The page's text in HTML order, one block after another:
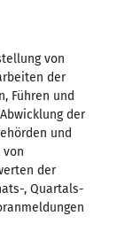
von
der
Führen und
der
und
von
der
, Quartals-